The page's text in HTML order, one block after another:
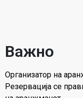
Важно
Организатор на
Резервација се